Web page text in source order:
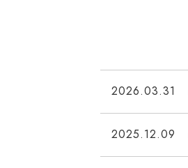
2026.03.31
2025.12.09